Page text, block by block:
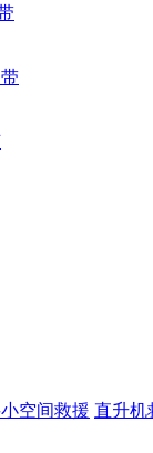
空间救援 直升机